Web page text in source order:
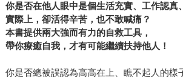
你是否在他人眼中是個生活充實、工作認真
實際上，卻活得辛苦，也不敢喊痛？
本書提供兩大強而有力的自救工具，
帶你療癒自我，才有可能繼續扶持他人！
你是否總被誤認為高高在上、瞧不起人的樣